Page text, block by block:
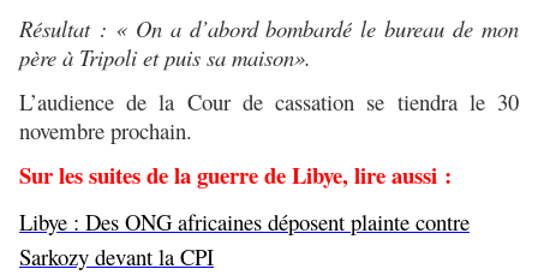
Résultat : « On a d’abord bombardé le bureau de mon
père à Tripoli et puis sa maison».
L’audience de la Cour de cassation se tiendra le 30
novembre prochain.
Sur les suites de la guerre de Libye, lire aussi :
Libye : Des ONG africaines déposent plainte contre
Sarkozy devant la CPI